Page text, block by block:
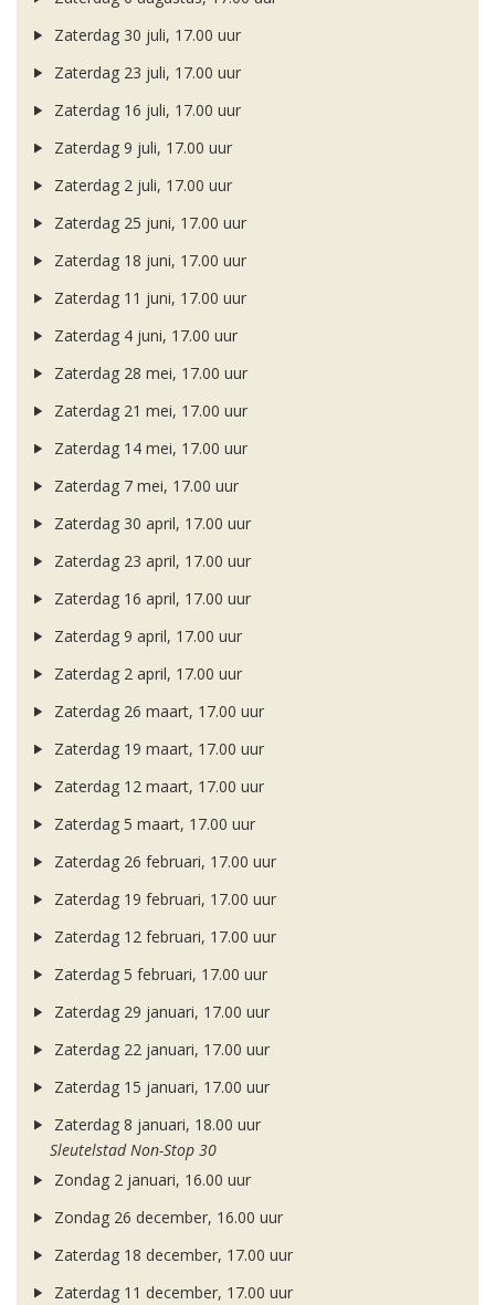
Zaterdag 30 juli, 17.00 uur
Zaterdag 23 juli, 17.00 uur
Zaterdag 16 juli, 17.00 uur
Zaterdag 9 juli, 17.00 uur
Zaterdag 2 juli, 17.00 uur
Zaterdag 25 juni, 17.00 uur
Zaterdag 18 juni, 17.00 uur
Zaterdag 11 juni, 17.00 uur
Zaterdag 4 juni, 17.00 uur
Zaterdag 28 mei, 17.00 uur
Zaterdag 21 mei, 17.00 uur
Zaterdag 14 mei, 17.00 uur
Zaterdag 7 mei, 17.00 uur
Zaterdag 30 april, 17.00 uur
Zaterdag 23 april, 17.00 uur
Zaterdag 16 april, 17.00 uur
Zaterdag 9 april, 17.00 uur
Zaterdag 2 april, 17.00 uur
Zaterdag 26 maart, 17.00 uur
Zaterdag 19 maart, 17.00 uur
Zaterdag 12 maart, 17.00 uur
Zaterdag 5 maart, 17.00 uur
Zaterdag 26 februari, 17.00 uur
Zaterdag 19 februari, 17.00 uur
Zaterdag 12 februari, 17.00 uur
Zaterdag 5 februari, 17.00 uur
Zaterdag 29 januari, 17.00 uur
Zaterdag 22 januari, 17.00 uur
Zaterdag 15 januari, 17.00 uur
Zaterdag 8 januari, 18.00 uur
Sleutelstad Non-Stop 30
Zondag 2 januari, 16.00 uur
Zondag 26 december, 16.00 uur
Zaterdag 18 december, 17.00 uur
Zaterdag 11 december, 17.00 uur